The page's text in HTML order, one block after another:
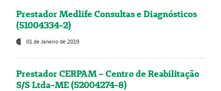
Prestador Medlife Consultas e Diagnósticos
(51004334-2)
01 de Janeiro de 2019
Prestador CERPAM – Centro de Reabilitação
S/S Ltda-ME (52004274-8)